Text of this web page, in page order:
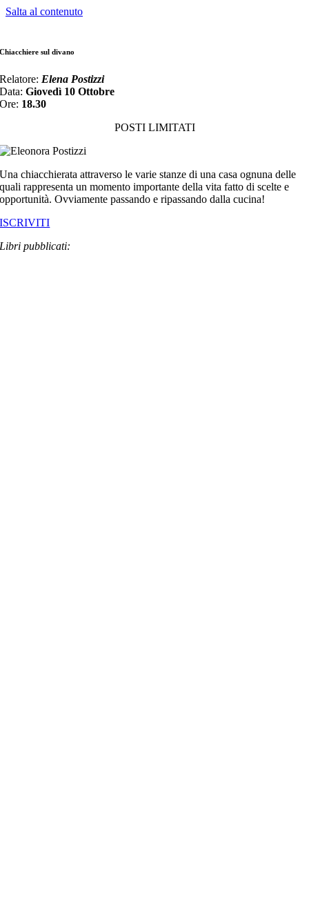
Salta al contenuto
Chiacchiere sul divano
Relatore: Elena Postizzi
Data:Giovedì 10 Ottobre
Ore: 18.30
POSTI LIMITATI
Una chiacchierata attraverso le varie stanze di una casa ognuna delle
quali rappresenta un momento importante della vita fatto di scelte e
opportunità. Ovviamente passando e ripassando dalla cucina!
ISCRIVITI
Libri pubblicati: